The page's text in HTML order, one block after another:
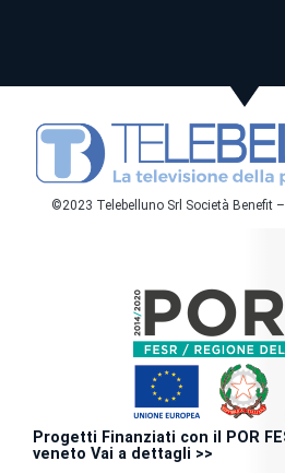
©2023 Telebelluno Srl Società Benefit
Progetti Finanziati con il POR
veneto Vai a dettagli >>